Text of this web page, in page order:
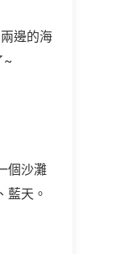
邊的海
~
個沙灘
藍天。